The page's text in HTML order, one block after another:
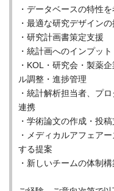
・データベースの特性
・最適な研究デザインの
・研究計画書策定支援
・統計画へのインプット
・KOL・研究会・製薬
ル調整・進捗管理
・統計解析担当者、プ
連携
・学術論文の作成・投稿
・メディカルアフェア
する提案
・新しいチームの体制